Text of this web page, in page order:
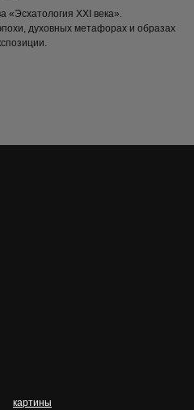
«Эсхатология XXI века».
духовных метафорах и образах
картины